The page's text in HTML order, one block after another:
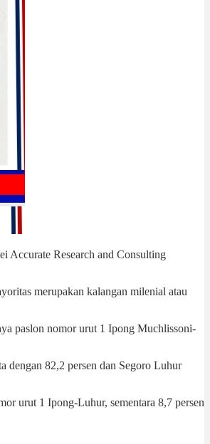
Accurate Research and Consulting
merupakan kalangan milenial atau
paslon nomor urut 1 Ipong Muchlissoni-
dengan 82,2 persen dan Segoro Luhur
urut 1 Ipong-Luhur, sementara 8,7 persen